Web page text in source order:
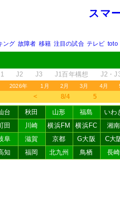
スマ
ング 故障者 移籍 注目の試合 テレビ toto
J2 J3 J1百年構想 J2・
2026年 1月 2月 3月 4月
＜ 8/4 5
台 秋田 山形 福島 いわ
田 川崎 横浜FM 横浜FC 湘南
阜 滋賀 京都 G大阪 C大
知 福岡 北九州 鳥栖 長崎